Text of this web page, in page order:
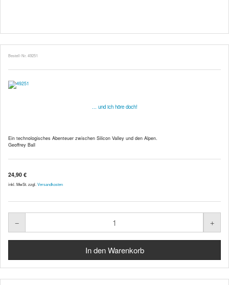
Bestell-Nr. 49251
... und ich höre doch!
Ein technologisches Abenteuer zwischen Silicon Valley und den Alpen.
Geoffrey Ball
24,90 €
inkl. MwSt. zzgl. Versandkosten